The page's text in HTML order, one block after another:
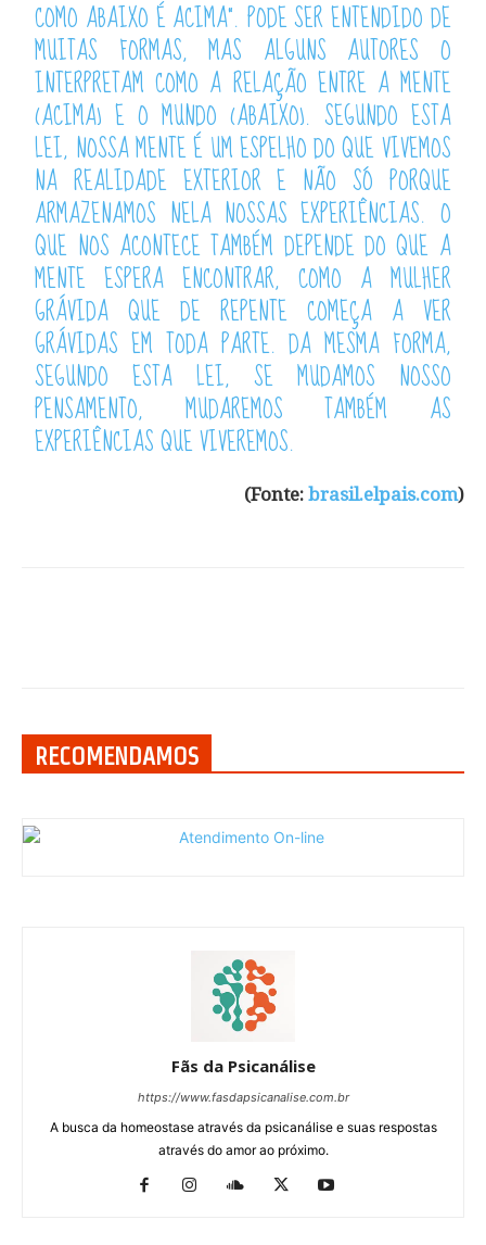
COMO ABAIXO É ACIMA”. PODE SER ENTENDIDO DE
MUITAS FORMAS, MAS ALGUNS AUTORES O
INTERPRETAM COMO A RELAÇÃO ENTRE A MENTE
(ACIMA) E O MUNDO (ABAIXO). SEGUNDO ESTA
LEI, NOSSA MENTE É UM ESPELHO DO QUE VIVEMOS
NA REALIDADE EXTERIOR E NÃO SÓ PORQUE
ARMAZENAMOS NELA NOSSAS EXPERIÊNCIAS. O
QUE NOS ACONTECE TAMBÉM DEPENDE DO QUE A
MENTE ESPERA ENCONTRAR, COMO A MULHER
GRÁVIDA QUE DE REPENTE COMEÇA A VER
GRÁVIDAS EM TODA PARTE. DA MESMA FORMA,
SEGUNDO ESTA LEI, SE MUDAMOS NOSSO
PENSAMENTO, MUDAREMOS TAMBÉM AS
EXPERIÊNCIAS QUE VIVEREMOS.
(Fonte: brasil.elpais.com)
RECOMENDAMOS
Fãs da Psicanálise
https://www.fasdapsicanalise.com.br
A busca da homeostase através da psicanálise e suas respostas
através do amor ao próximo.